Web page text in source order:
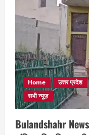
Home उत्तर प्रदेश
सभी न्यूज़
Bulandshahr